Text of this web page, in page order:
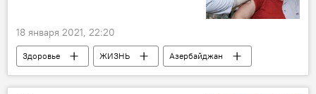
18 января 2021, 22:20
Здоровье ЖИЗНЬ
Азербайджан
Новости